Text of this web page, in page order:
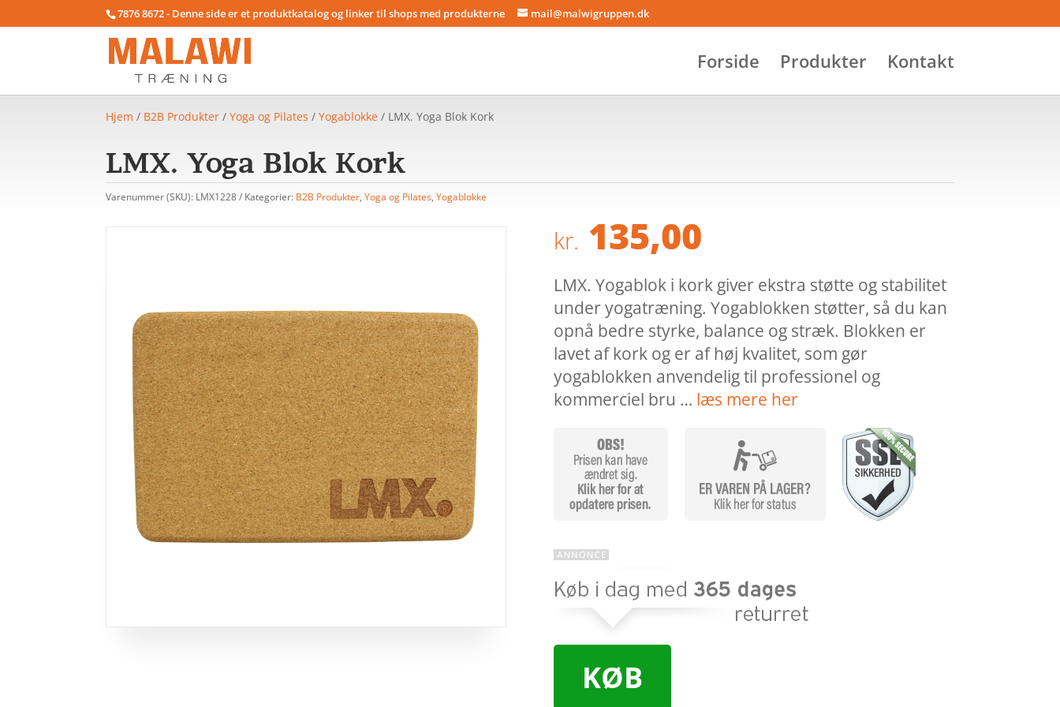
7876 8672 - Denne side er et produktkatalog og linker til shops med produkterne mail@malwigruppen.dk
Forside Produkter Kontakt
Hjem / B2B Produkter /Yoga og Pilates /Yogablokke / LMX. Yoga Blok Kork
LMX. Yoga Blok Kork
Varenummer (SKU): LMX1228 Kategorier: B2B Produkter,Yoga og Pilates,Yogablokke
kr. 135,00
LMX. Yogablok i kork giver ekstra støtte og stabilitet
under yogatræning. Yogablokken støtter, så du kan
opnå bedre styrke, balance og stræk. Blokken er
lavet af kork og er af høj kvalitet, som gør
yogablokken anvendelig til professionel og
kommerciel bru … læs mere her
KØB